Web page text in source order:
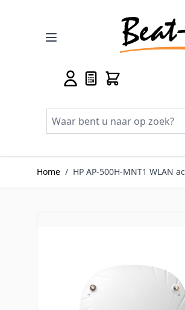
Home / HP AP-500H-MNT1 WLAN